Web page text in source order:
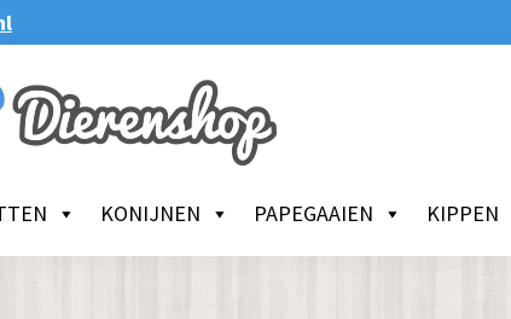
KONIJNEN PAPEGAAIEN KIPPEN